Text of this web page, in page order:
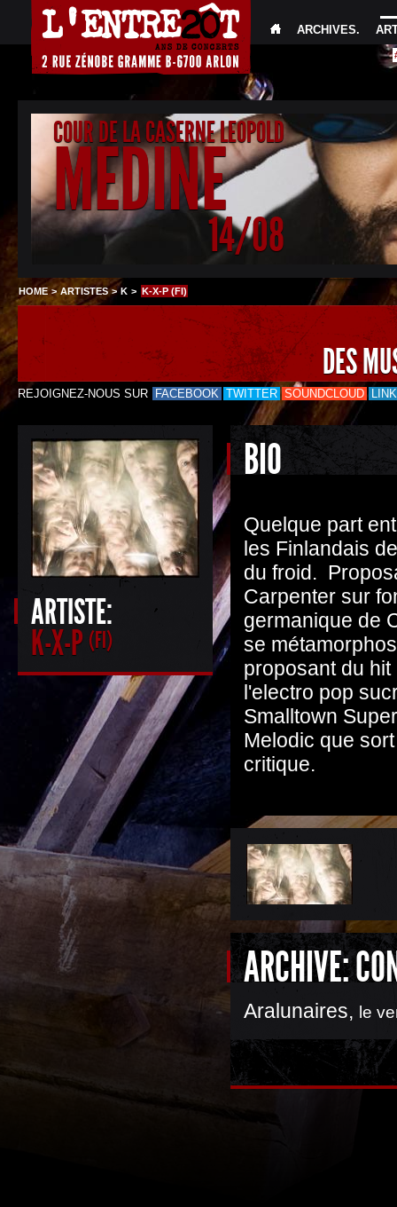
ARCHIVES.
COUR DE LA CASERNE LEOPOLD
MEDINE
14/08
HOME >ARTISTES>K > K-X-P (FI)
DES
REJOIGNEZ-NOUS SUR FACEBOOK TWITTER SOUNDCLOUD
ARTISTE:
K-X-P (FI)
BIO
Quelque part
les Finlandais
du froid.
Carpenter sur
germanique de
se
proposant du
l'electro pop
Smalltown
Melodic que
critique.
ARCHIVE:
Aralunaires, le